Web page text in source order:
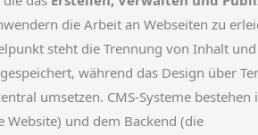
die Arbeit an Webseiten zu
steht die Trennung von Inhalt und
während das Design über
umsetzen. CMS-Systeme bestehen
Website) und dem Backend (die